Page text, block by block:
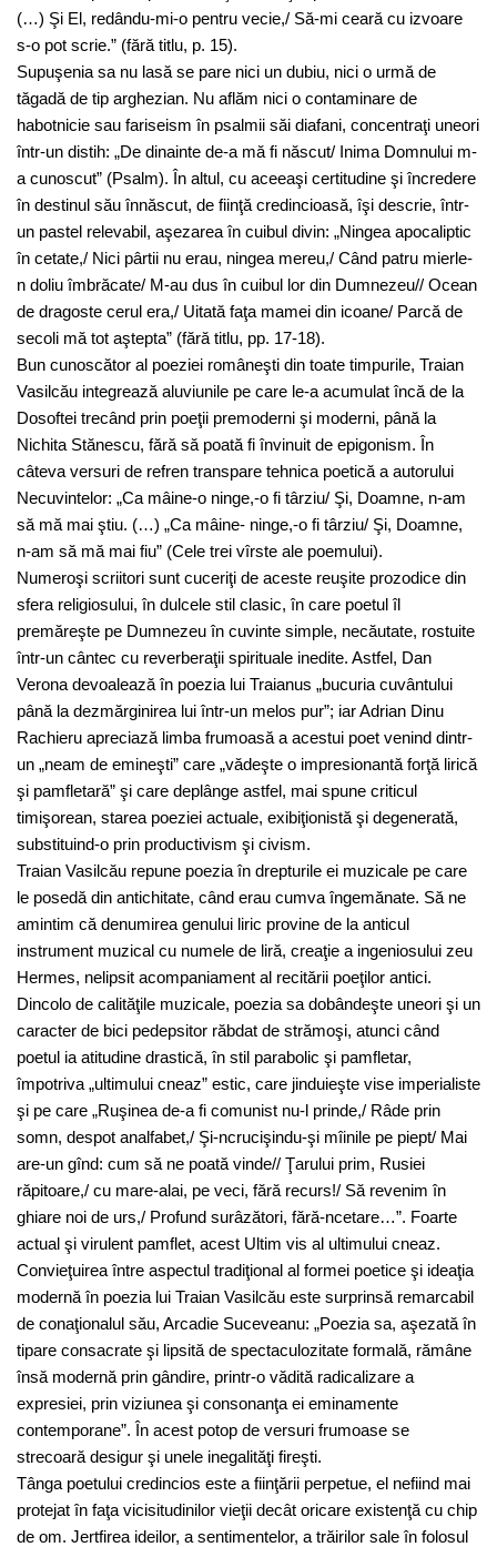
(…) Şi El, redându-mi-o pentru vecie,/ Să-mi ceară cu izvoare
s-o pot scrie.” (fără titlu, p. 15).
Supuşenia sa nu lasă se pare nici un dubiu, nici o urmă de
tăgadă de tip arghezian. Nu aflăm nici o contaminare de
habotnicie sau fariseism în psalmii săi diafani, concentraţi uneori
într-un distih: „De dinainte de-a mă fi născut/ Inima Domnului m-
a cunoscut” (Psalm). În altul, cu aceeaşi certitudine şi încredere
în destinul său înnăscut, de fiinţă credincioasă, îşi descrie, într-
un pastel relevabil, aşezarea în cuibul divin: „Ningea apocaliptic
în cetate,/ Nici pârtii nu erau, ningea mereu,/ Când patru mierle-
n doliu îmbrăcate/ M-au dus în cuibul lor din Dumnezeu// Ocean
de dragoste cerul era,/ Uitată faţa mamei din icoane/ Parcă de
secoli mă tot aştepta” (fără titlu, pp. 17-18).
Bun cunoscător al poeziei româneşti din toate timpurile, Traian
Vasilcău integrează aluviunile pe care le-a acumulat încă de la
Dosoftei trecând prin poeţii premoderni şi moderni, până la
Nichita Stănescu, fără să poată fi învinuit de epigonism. În
câteva versuri de refren transpare tehnica poetică a autorului
Necuvintelor: „Ca mâine-o ninge,-o fi târziu/ Şi, Doamne, n-am
să mă mai ştiu. (…) „Ca mâine- ninge,-o fi târziu/ Şi, Doamne,
n-am să mă mai fiu” (Cele trei vîrste ale poemului).
Numeroşi scriitori sunt cuceriţi de aceste reuşite prozodice din
sfera religiosului, în dulcele stil clasic, în care poetul îl
premăreşte pe Dumnezeu în cuvinte simple, necăutate, rostuite
într-un cântec cu reverberaţii spirituale inedite. Astfel, Dan
Verona devoalează în poezia lui Traianus „bucuria cuvântului
până la dezmărginirea lui într-un melos pur”; iar Adrian Dinu
Rachieru apreciază limba frumoasă a acestui poet venind dintr-
un „neam de emineşti” care „vădeşte o impresionantă forţă lirică
şi pamfletară” şi care deplânge astfel, mai spune criticul
timişorean, starea poeziei actuale, exibiţionistă şi degenerată,
substituind-o prin productivism şi civism.
Traian Vasilcău repune poezia în drepturile ei muzicale pe care
le posedă din antichitate, când erau cumva îngemănate. Să ne
amintim că denumirea genului liric provine de la anticul
instrument muzical cu numele de liră, creaţie a ingeniosului zeu
Hermes, nelipsit acompaniament al recitării poeţilor antici.
Dincolo de calităţile muzicale, poezia sa dobândeşte uneori şi un
caracter de bici pedepsitor răbdat de strămoşi, atunci când
poetul ia atitudine drastică, în stil parabolic şi pamfletar,
împotriva „ultimului cneaz” estic, care jinduieşte vise imperialiste
şi pe care „Ruşinea de-a fi comunist nu-l prinde,/ Râde prin
somn, despot analfabet,/ Şi-ncrucişindu-şi mîinile pe piept/ Mai
are-un gînd: cum să ne poată vinde// Ţarului prim, Rusiei
răpitoare,/ cu mare-alai, pe veci, fără recurs!/ Să revenim în
ghiare noi de urs,/ Profund surâzători, fără-ncetare…”. Foarte
actual şi virulent pamflet, acest Ultim vis al ultimului cneaz.
Convieţuirea între aspectul tradiţional al formei poetice şi ideaţia
modernă în poezia lui Traian Vasilcău este surprinsă remarcabil
de conaţionalul său, Arcadie Suceveanu: „Poezia sa, aşezată în
tipare consacrate şi lipsită de spectaculozitate formală, rămâne
însă modernă prin gândire, printr-o vădită radicalizare a
expresiei, prin viziunea şi consonanţa ei eminamente
contemporane”. În acest potop de versuri frumoase se
strecoară desigur şi unele inegalităţi fireşti.
Tânga poetului credincios este a fiinţării perpetue, el nefiind mai
protejat în faţa vicisitudinilor vieţii decât oricare existenţă cu chip
de om. Jertfirea ideilor, a sentimentelor, a trăirilor sale în folosul